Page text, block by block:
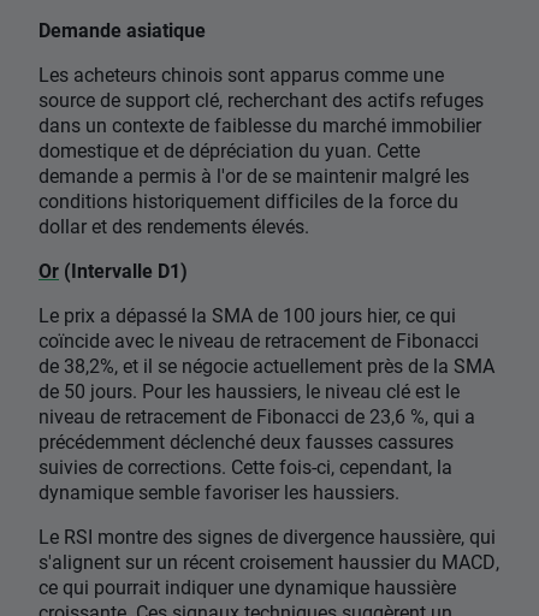
Demande asiatique
Les acheteurs chinois sont apparus comme une
source de support clé, recherchant des actifs refuges
dans un contexte de faiblesse du marché immobilier
domestique et de dépréciation du yuan. Cette
demande a permis à l'or de se maintenir malgré les
conditions historiquement difficiles de la force du
dollar et des rendements élevés.
Or (Intervalle D1)
Le prix a dépassé la SMA de 100 jours hier, ce qui
coïncide avec le niveau de retracement de Fibonacci
de 38,2%, et il se négocie actuellement près de la SMA
de 50 jours. Pour les haussiers, le niveau clé est le
niveau de retracement de Fibonacci de 23,6 %, qui a
précédemment déclenché deux fausses cassures
suivies de corrections. Cette fois-ci, cependant, la
dynamique semble favoriser les haussiers.
Le RSI montre des signes de divergence haussière, qui
s'alignent sur un récent croisement haussier du MACD,
ce qui pourrait indiquer une dynamique haussière